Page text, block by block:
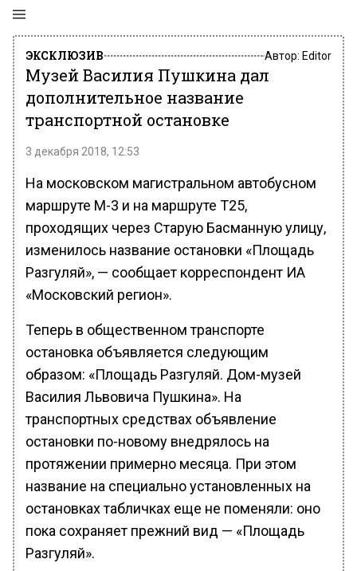
ЭКСКЛЮЗИВ Автор: Editor
Музей Василия Пушкина дал
дополнительное название
транспортной остановке
3 декабря 2018, 12:53
На московском магистральном автобусном
маршруте М-3 и на маршруте Т25,
проходящих через Старую Басманную улицу,
изменилось название остановки «Площадь
Разгуляй», — сообщает корреспондент ИА
«Московский регион».
Теперь в общественном транспорте
остановка объявляется следующим
образом: «Площадь Разгуляй. Дом-музей
Василия Львовича Пушкина». На
транспортных средствах объявление
остановки по-новому внедрялось на
протяжении примерно месяца. При этом
название на специально установленных на
остановках табличках еще не поменяли: оно
пока сохраняет прежний вид — «Площадь
Разгуляй».